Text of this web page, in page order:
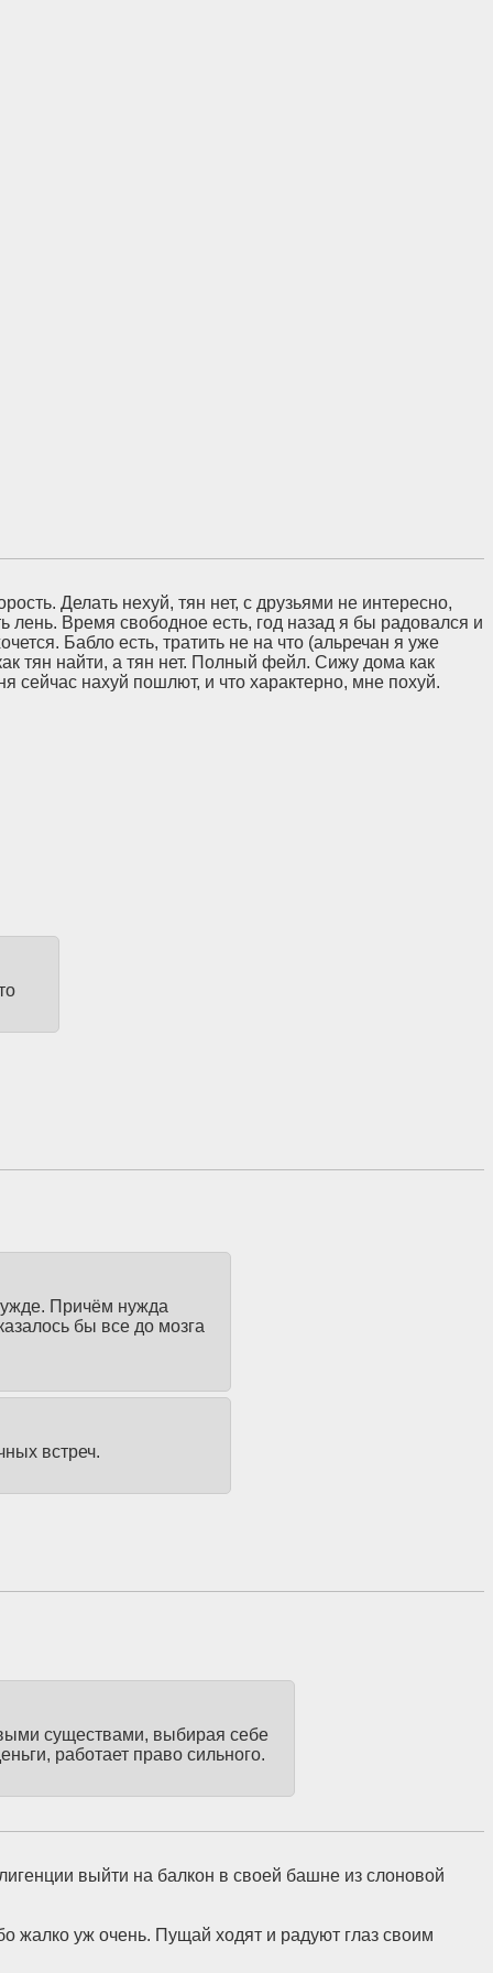
Делать нехуй, тян нет, с друзьями не интересно,
лень. Время свободное есть, год назад я бы радовался и
Бабло есть, тратить не на что (альречан я уже
тян найти, а тян нет. Полный фейл. Сижу дома как
сейчас нахуй пошлют, и что характерно, мне похуй.
Причём нужда
бы все до мозга
встреч.
существами, выбирая себе
работает право сильного.
выйти на балкон в своей башне из слоновой
жалко уж очень. Пущай ходят и радуют глаз своим